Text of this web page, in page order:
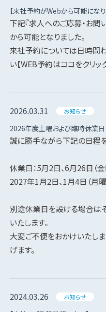
【来社予約がWebから可能になり
下記『求人へのご応募・お
から可能となりました。
来社予約については日時問
い【WEB予約はココをクリッ
2026.03.31 お知らせ
2026年度土曜および臨時休業日
誠に勝手ながら下記の日程
休業日：5月2日、6月26日（
2027年1月2日、1月4日（月曜
別途休業日を設ける場合は
いたします。
大変ご不便をおかけいたし
げます。
2024.03.26 お知らせ